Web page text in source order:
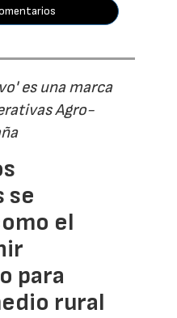
es una marca
Agro-
se
el
para
rural